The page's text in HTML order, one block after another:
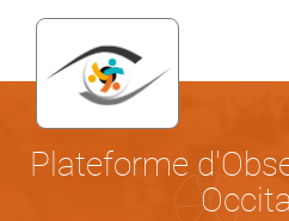
Plateforme